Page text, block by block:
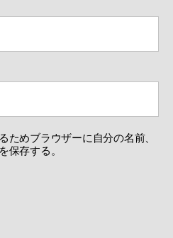
ためブラウザーに自分の名前、
保存する。